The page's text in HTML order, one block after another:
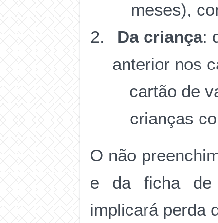
meses),
Da criança:
anterior nos
cartão de
crianças
O não
e da ficha de
implicará perda